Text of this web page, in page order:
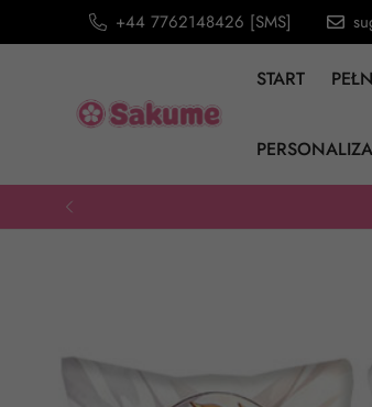
+44 7762148426 [SMS]
START